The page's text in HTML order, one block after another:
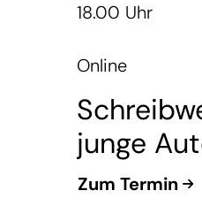
18.00 Uhr
Online
junge
Zum Termin